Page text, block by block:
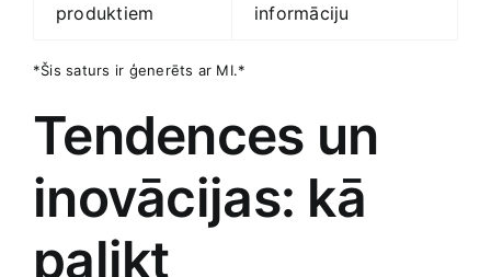
produktiem
informāciju
*Šis saturs ir ģenerēts ar MI.*
Tendences un
inovācijas: kā
palikt⁤